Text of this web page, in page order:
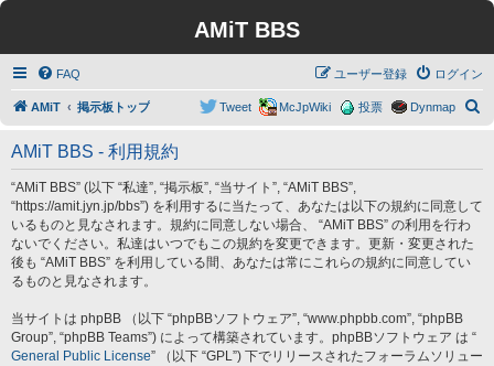
AMiT BBS
FAQ ログイン
ユーザー登録
AMiT 掲示板トップ Dynmap
投票
McJpWiki
Tweet
AMiT BBS - 利用規約
“AMiT BBS” (以下 “私達”, “掲示板”, “当サイト”, “AMiT BBS”,
“https://amit.jyn.jp/bbs”) を利用するに当たって、あなたは以下の規約に同意して
いるものと見なされます。規約に同意しない場合、 “AMiT BBS” の利用を行わ
ないでください。私達はいつでもこの規約を変更できます。更新・変更された
後も “AMiT BBS” を利用している間、あなたは常にこれらの規約に同意してい
るものと見なされます。
当サイトは phpBB （以下 “phpBBソフトウェア”, “www.phpbb.com”, “phpBB
Group”, “phpBB Teams”) によって構築されています。phpBBソフトウェア は “
General Public License” （以下 “GPL”) 下でリリースされたフォーラムソリュー